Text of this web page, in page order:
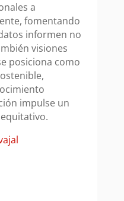
a
fomentando
informen no
visiones
posiciona como
impulse un